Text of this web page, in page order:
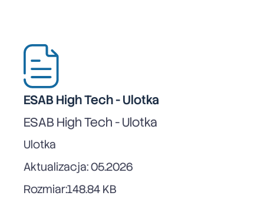
ESAB High Tech - Ulotka
ESAB High Tech - Ulotka
Ulotka
Aktualizacja: 05.2026
Rozmiar:148.84 KB